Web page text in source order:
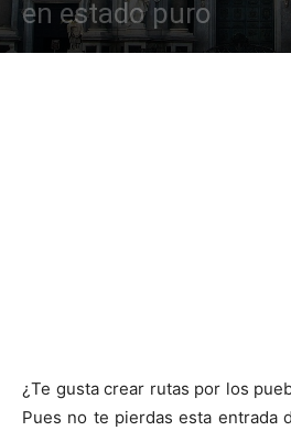
en estado puro
¿Te gusta crear rutas por los
Pues no te pierdas esta entrada